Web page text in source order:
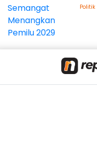
Politik